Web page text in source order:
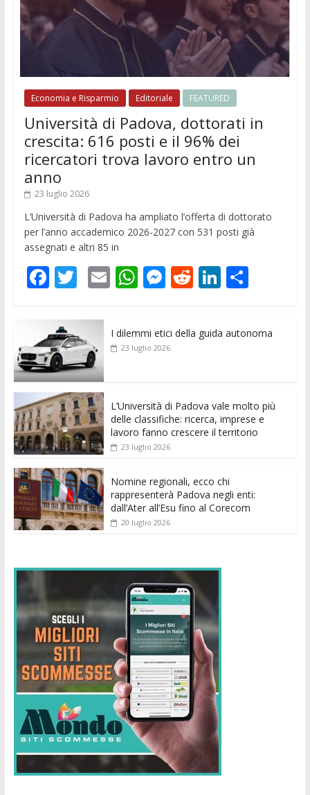
Economia e Risparmio Editoriale FEATURED
Università di Padova, dottorati in
crescita: 616 posti e il 96% dei
ricercatori trova lavoro entro un
anno
23 luglio 2026
L’Università di Padova ha ampliato l’offerta di dottorato
per l’anno accademico 2026-2027 con 531 posti già
assegnati e altri 85 in
F
e
b
o
o
k
T
itt
er
E
ai
l
W
s
p
M
ss
e
er
R
di
Li
e
C
di
I dilemmi etici della guida autonoma
23 luglio 2026
L’Università di Padova vale molto più
delle classifiche: ricerca, imprese e
lavoro fanno crescere il territorio
23 luglio 2026
Nomine regionali, ecco chi
rappresenterà Padova negli enti:
dall’Ater all’Esu fino al Corecom
20 luglio 2026